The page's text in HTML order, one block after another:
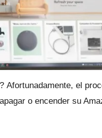
Afortunadamente, el
o encender su